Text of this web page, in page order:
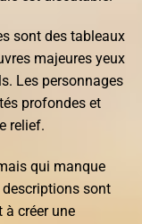
sont des tableaux
majeures yeux
Les personnages
profondes et
relief.
qui manque
sont
à créer une